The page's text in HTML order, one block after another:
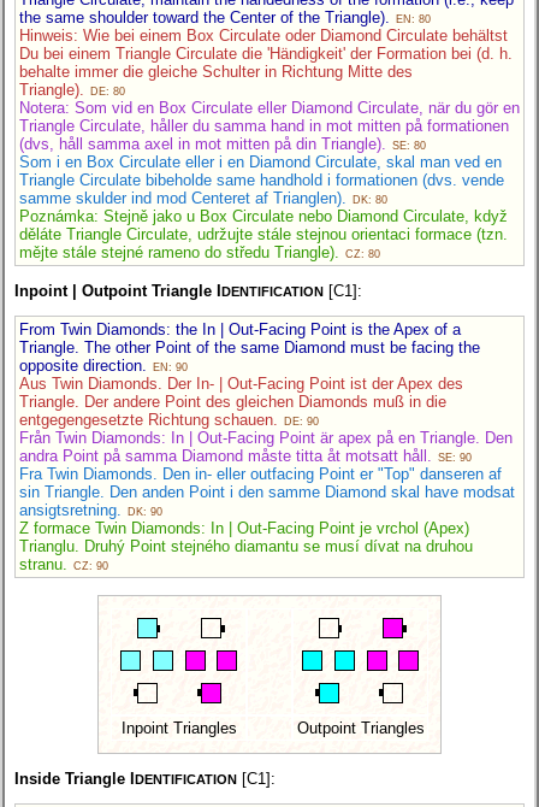
the same shoulder toward the Center of the Triangle).
EN: 80
Hinweis: Wie bei einem Box Circulate oder Diamond Circulate behältst
Du bei einem Triangle Circulate die 'Händigkeit' der Formation bei (d. h.
behalte immer die gleiche Schulter in Richtung Mitte des
Triangle).
DE: 80
Notera: Som vid en Box Circulate eller Diamond Circulate, när du gör en
Triangle Circulate, håller du samma hand in mot mitten på formationen
(dvs, håll samma axel in mot mitten på din Triangle).
SE: 80
Som i en Box Circulate eller i en Diamond Circulate, skal man ved en
Triangle Circulate bibeholde same handhold i formationen (dvs. vende
samme skulder ind mod Centeret af Trianglen).
DK: 80
Poznámka: Stejně jako u Box Circulate nebo Diamond Circulate, když
děláte Triangle Circulate, udržujte stále stejnou orientaci formace (tzn.
mějte stále stejné rameno do středu Triangle).
CZ: 80
Inpoint | Outpoint Triangle I DENTIFICATION [C1]:
From Twin Diamonds: the In | Out-Facing Point is the Apex of a
Triangle. The other Point of the same Diamond must be facing the
opposite direction.
EN: 90
Aus Twin Diamonds. Der In- | Out-Facing Point ist der Apex des
Triangle. Der andere Point des gleichen Diamonds muß in die
entgegengesetzte Richtung schauen.
DE: 90
Från Twin Diamonds: In | Out-Facing Point är apex på en Triangle. Den
andra Point på samma Diamond måste titta åt motsatt håll. SE: 90
Fra Twin Diamonds. Den in- eller outfacing Point er "Top" danseren af
sin Triangle. Den anden Point i den samme Diamond skal have modsat
ansigtsretning.
DK: 90
Z formace Twin Diamonds: In | Out-Facing Point je vrchol (Apex)
Trianglu. Druhý Point stejného diamantu se musí dívat na druhou
stranu. CZ: 90
Inpoint Triangles Outpoint Triangles
Inside Triangle I DENTIFICATION [C1]: